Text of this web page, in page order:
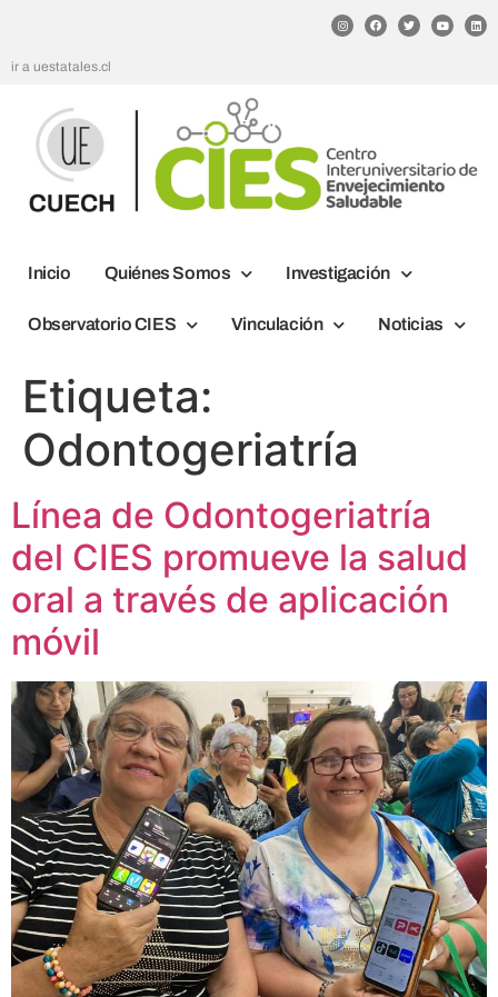
ir a uestatales.cl
Inicio Quiénes Somos Investigación
Observatorio CIES Vinculación Noticias
Etiqueta:
Odontogeriatría
Línea de Odontogeriatría
del CIES promueve la salud
oral a través de aplicación
móvil